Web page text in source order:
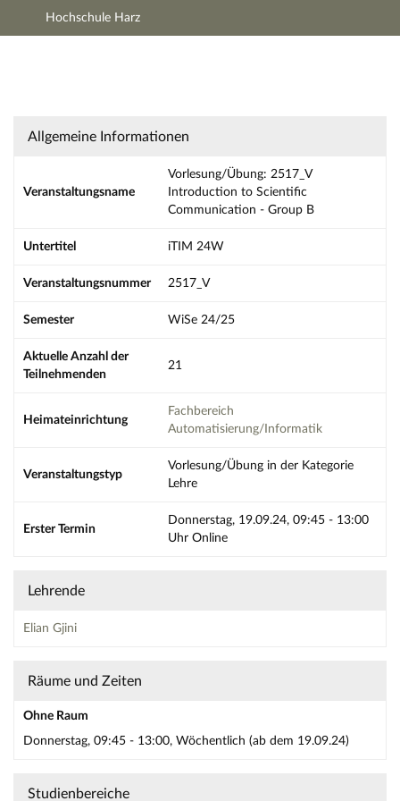
Hauptnavigation
Hochschule Harz
Vorlesung/Übung: 2517_V Introduction to
Allgemeine Informationen
Veranstaltungsname
Vorlesung/Übung: 2517_V
Introduction to Scientific
Communication - Group B
Untertitel iTIM 24W
Veranstaltungsnummer 2517_V
Semester WiSe 24/25
Aktuelle Anzahl der
Teilnehmenden
21
Heimateinrichtung
Fachbereich
Automatisierung/Informatik
Veranstaltungstyp
Vorlesung/Übung in der Kategorie
Lehre
Erster Termin
Donnerstag, 19.09.24, 09:45 - 13:00
Uhr Online
Lehrende
Elian Gjini
Räume und Zeiten
Ohne Raum
Donnerstag, 09:45 - 13:00, Wöchentlich (ab dem 19.09.24)
Studienbereiche